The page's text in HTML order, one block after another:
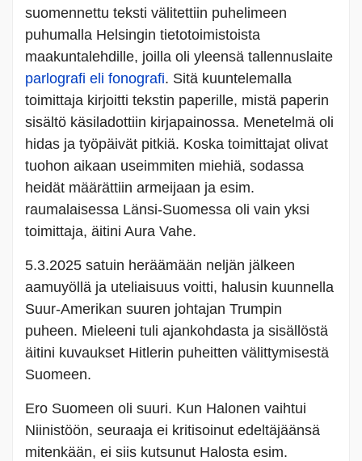
suomennettu teksti välitettiin puhelimeen
puhumalla Helsingin tietotoimistoista
maakuntalehdille, joilla oli yleensä tallennuslaite
parlografi eli fonografi. Sitä kuuntelemalla
toimittaja kirjoitti tekstin paperille, mistä paperin
sisältö käsiladottiin kirjapainossa. Menetelmä oli
hidas ja työpäivät pitkiä. Koska toimittajat olivat
tuohon aikaan useimmiten miehiä, sodassa
heidät määrättiin armeijaan ja esim.
raumalaisessa Länsi-Suomessa oli vain yksi
toimittaja, äitini Aura Vahe.
5.3.2025 satuin heräämään neljän jälkeen
aamuyöllä ja uteliaisuus voitti, halusin kuunnella
Suur-Amerikan suuren johtajan Trumpin
puheen. Mieleeni tuli ajankohdasta ja sisällöstä
äitini kuvaukset Hitlerin puheitten välittymisestä
Suomeen.
Ero Suomeen oli suuri. Kun Halonen vaihtui
Niinistöön, seuraaja ei kritisoinut edeltäjäänsä
mitenkään, ei siis kutsunut Halosta esim.